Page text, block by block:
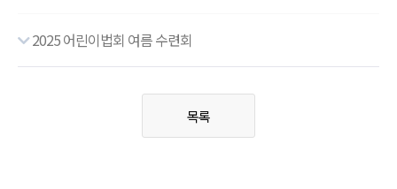
2025 어린이법회 여름 수련회
목록